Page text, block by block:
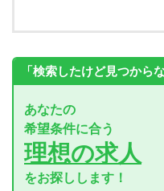
「検索したけど見つから
あなたの
希望条件に合う
理想の求人
をお探しします！